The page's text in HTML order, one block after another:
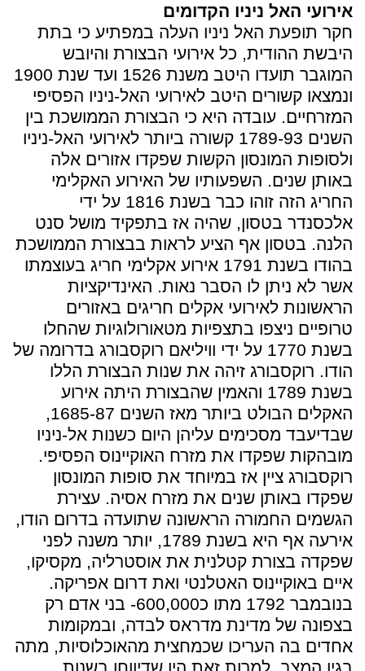
אירועי האל ניניו הקדומים
חקר תופעת האל ניניו העלה במפתיע כי בתת
היבשת ההודית, כל אירועי הבצורת והיובש
המוגבר תועדו היטב משנת 1526 ועד שנת 1900
ונמצאו קשורים היטב לאירועי האל-ניניו הפסיפי
המזרחיים. עובדה היא כי הבצורת הממושכת בין
השנים 1789-93 קשורה ביותר לאירועי האל-ניניו
ולסופות המונסון הקשות שפקדו אזורים אלה
באותן שנים. השפעותיו של האירוע האקלימי
החריג הזה זוהו כבר בשנת 1816 על ידי
אלכסנדר בטסון, שהיה אז בתפקיד מושל סנט
הלנה. בטסון אף הציע לראות בבצורת הממושכת
בהודו בשנת 1791 אירוע אקלימי חריג בעוצמתו
אשר לא ניתן לו הסבר נאות. האינדיקציות
הראשונות לאירועי אקלים חריגים באזורים
טרופיים ניצפו בתצפיות מטאורולוגיות שהחלו
בשנת 1770 על ידי וויליאם רוקסבורג בדרומה של
הודו. רוקסבורג זיהה את שנות הבצורת הללו
בשנת 1789 והאמין שהבצורת היתה אירוע
האקלים הבולט ביותר מאז השנים 1685-87,
שבדיעבד מסכימים עליהן היום כשנות אל-ניניו
מובהקות שפקדו את מזרח האוקיינוס הפסיפי.
רוקסבורג ציין אז במיוחד את סופות המונסון
שפקדו באותן שנים את מזרח אסיה. עצירת
הגשמים החמורה הראשונה שתועדה בדרום הודו,
אירעה אף היא בשנת 1789, יותר משנה לפני
שפקדה בצורת קטלנית את אוסטרליה, מקסיקו,
איים באוקיינוס האטלנטי ואת דרום אפריקה.
בנובמבר 1792 מתו כ600,000- בני אדם רק
בצפונה של מדינת מדראס לבדה, ובמקומות
אחדים בה העריכו שכמחצית מהאוכלוסיות, מתה